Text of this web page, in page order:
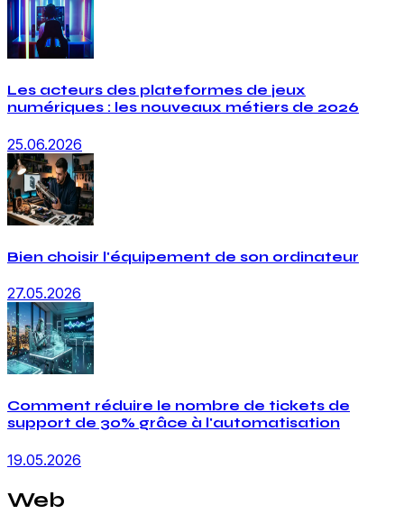
Les acteurs des plateformes de jeux
numériques : les nouveaux métiers de 2026
25.06.2026
Bien choisir l'équipement de son ordinateur
27.05.2026
Comment réduire le nombre de tickets de
support de 30% grâce à l'automatisation
19.05.2026
Web